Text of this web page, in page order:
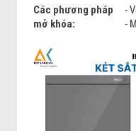
Các phương pháp
mở khóa:
-
-